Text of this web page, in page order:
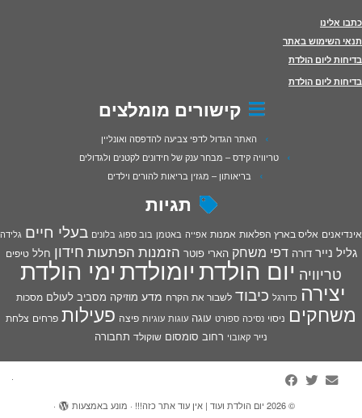
כתבו אלינו
תנאי השימוש באתר
בדיחות ליום הולדת
בדיחות ליום הולדת
קישורים מומלצים
האתר הגדול לדפי צביעה להדפסה ואונליין
טריוויה קידס – מבחר ענק של חידונים לקטנים ולגדולים
בריאותון – מגזין בריאות להורים וילדים
תגיות
אינדיאנים אליס בארץ הפלאות אמנות אפייה באטמן בוב ספוג בלונים בעלי חיים גלידה
גליל נייר דורה דפי משחק הארי פוטר הזמנות הפתעות חידון חלל טיפים
טריוויה יום הולדתיומולדתימי הולדת
יצירה כדורגל כיבוד לשבור את הקרח מדע מוזיקה מסביב לעולם מסכות
משחקים ניסוי נסיכה ספורט עוגה עוגות עוגיות פיצה פעילות פרחים צלחת
נייר קאובוי רחוב סומסום שוקולד תחבורה
·
© 2026 יום הולדת ועוד | אין עוד אתר כזה!!! · מונע באמצעות
·